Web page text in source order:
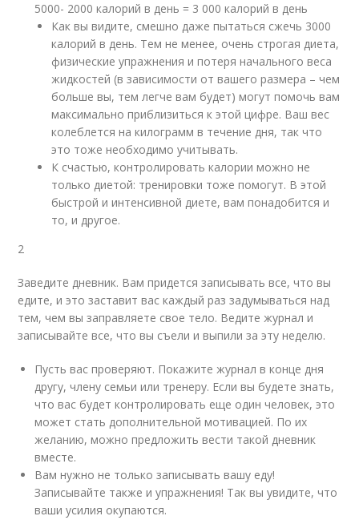
5000- 2000 калорий в день = 3 000 калорий в день
Как вы видите, смешно даже пытаться сжечь 3000
калорий в день. Тем не менее, очень строгая диета,
физические упражнения и потеря начального веса
жидкостей (в зависимости от вашего размера – чем
больше вы, тем легче вам будет) могут помочь вам
максимально приблизиться к этой цифре. Ваш вес
колеблется на килограмм в течение дня, так что
это тоже необходимо учитывать.
К счастью, контролировать калории можно не
только диетой: тренировки тоже помогут. В этой
быстрой и интенсивной диете, вам понадобится и
то, и другое.
2
Заведите дневник. Вам придется записывать все, что вы
едите, и это заставит вас каждый раз задумываться над
тем, чем вы заправляете свое тело. Ведите журнал и
записывайте все, что вы съели и выпили за эту неделю.
Пусть вас проверяют. Покажите журнал в конце дня
другу, члену семьи или тренеру. Если вы будете знать,
что вас будет контролировать еще один человек, это
может стать дополнительной мотивацией. По их
желанию, можно предложить вести такой дневник
вместе.
Вам нужно не только записывать вашу еду!
Записывайте также и упражнения! Так вы увидите, что
ваши усилия окупаются.